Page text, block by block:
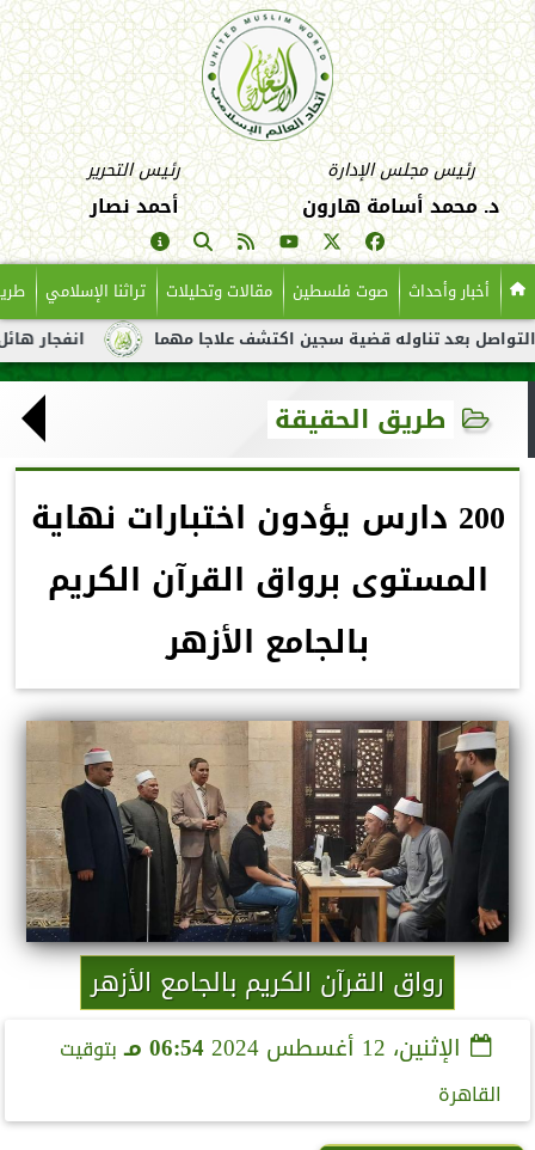
رئيس مجلس الإدارة
د. محمد أسامة هارون
رئيس التحرير
أحمد نصار
أخبار وأحداث صوت فلسطين مقالات وتحليلات تراثنا الإسلامي
انفجار هائل لناقلة تناوله قضية سجين اكتشف علاجا مهما
طريق الحقيقة
200 دارس يؤدون اختبارات نهاية
المستوى برواق القرآن الكريم
بالجامع الأزهر
رواق القرآن الكريم بالجامع الأزهر
الإثنين، 12 أغسطس 2024 06:54 مـ
بتوقيت
القاهرة